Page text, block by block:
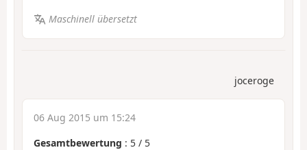
Maschinell übersetzt
joceroge
06 Aug 2015 um 15:24
Gesamtbewertung : 5 / 5